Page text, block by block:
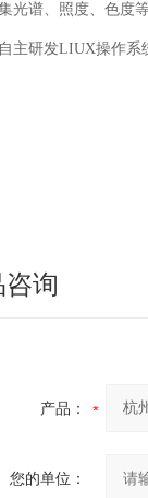
光谱、照度、色度
主研发LIUX操作系
咨询
产品：
您的单位：